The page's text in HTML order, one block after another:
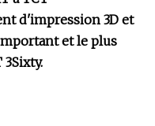
d'impression 3D et
et le plus